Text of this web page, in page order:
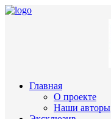
Главная
О проекте
Наши авторы